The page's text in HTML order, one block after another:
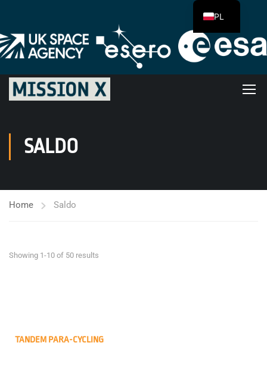
SALDO
Home Saldo
Showing 1-10 of 50 results
TANDEM PARA-CYCLING
PL